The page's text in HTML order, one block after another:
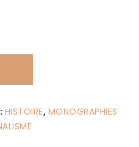
HISTOIRE, MONOGRAPHIES